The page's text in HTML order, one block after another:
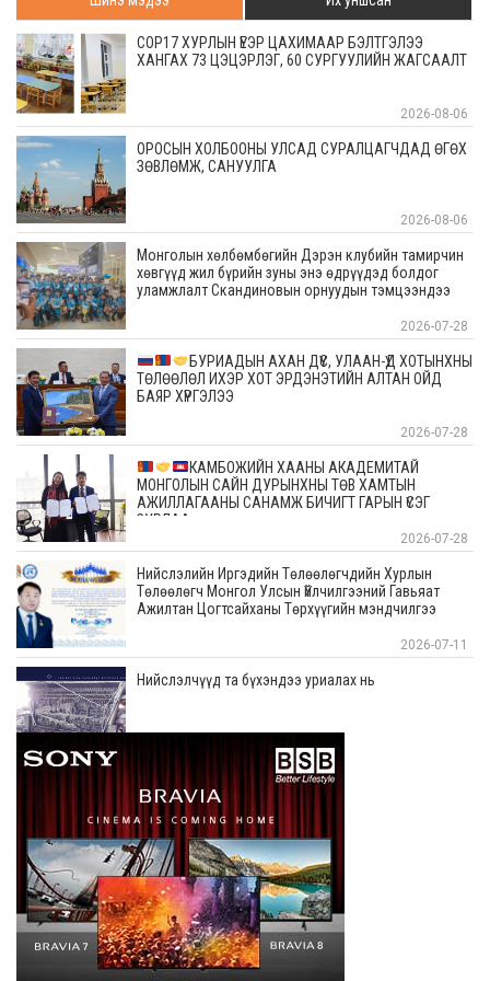
COP17 ХУРЛЫН ҮЕЭР ЦАХИМААР БЭЛТГЭЛЭЭ
ХАНГАХ 73 ЦЭЦЭРЛЭГ, 60 СУРГУУЛИЙН ЖАГСААЛТ
2026-08-06
ОРОСЫН ХОЛБООНЫ УЛСАД СУРАЛЦАГЧДАД ӨГӨХ
ЗӨВЛӨМЖ, САНУУЛГА
2026-08-06
Монголын хөлбөмбөгийн Дэрэн клубийн тамирчин
хөвгүүд жил бүрийн зуны энэ өдрүүдэд болдог
уламжлалт Скандиновын орнуудын тэмцээндээ
2026-07-28
БУРИАДЫН АХАН ДҮҮС, УЛААН-ҮД ХОТЫНХНЫ
ТӨЛӨӨЛӨЛ ИХЭР ХОТ ЭРДЭНЭТИЙН АЛТАН ОЙД
БАЯР ХҮРГЭЛЭЭ
2026-07-28
КАМБОЖИЙН ХААНЫ АКАДЕМИТАЙ
МОНГОЛЫН САЙН ДУРЫНХНЫ ТӨВ ХАМТЫН
АЖИЛЛАГААНЫ САНАМЖ БИЧИГТ ГАРЫН ҮСЭГ
ЗУРЛАА
2026-07-28
Нийслэлийн Иргэдийн Төлөөлөгчдийн Хурлын
Төлөөлөгч Монгол Улсын Үйлчилгээний Гавьяат
Ажилтан Цогтсайханы Төрхүүгийн мэндчилгээ
2026-07-11
Нийслэлчүүд та бүхэндээ уриалах нь
Бид бүхэн хотоо цэвэрхэн байлгах, дадал суулгах
ажлуудыг жилдээ 5-6 удаа тогтмол зохион
байгуулж байна
Төв цэвэрлэх байгууламж дээр ирж байгаа
бохирдлын хэмжээг ерөөсөө ярихгүй байна